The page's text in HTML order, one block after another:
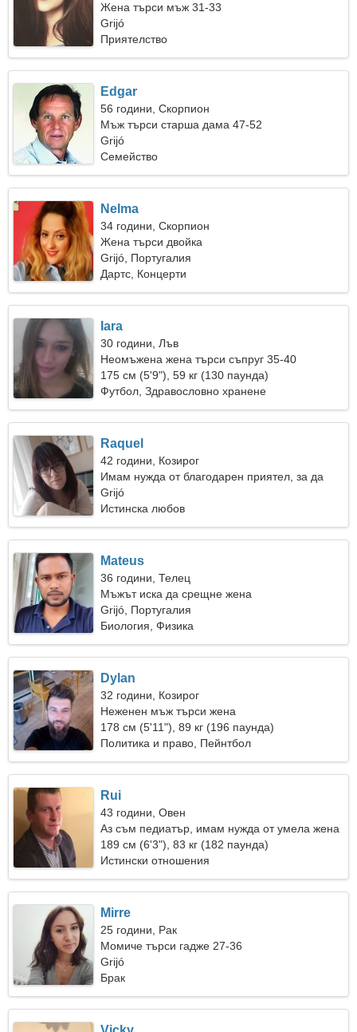
Жена търси мъж 31-33
Grijó
Приятелство
Edgar
56 години, Скорпион
Мъж търси старша дама 47-52
Grijó
Семейство
Nelma
34 години, Скорпион
Жена търси двойка
Grijó, Португалия
Дартс, Концерти
Iara
30 години, Лъв
Неомъжена жена търси съпруг 35-40
175 см (5'9"), 59 кг (130 паунда)
Футбол, Здравословно хранене
Raquel
42 години, Козирог
Имам нужда от благодарен приятел, за да
готвя заедно
Grijó
Истинска любов
Mateus
36 години, Телец
Мъжът иска да срещне жена
Grijó, Португалия
Биология, Физика
Dylan
32 години, Козирог
Неженен мъж търси жена
178 см (5'11"), 89 кг (196 паунда)
Политика и право, Пейнтбол
Rui
43 години, Овен
Аз съм педиатър, имам нужда от умела жена
189 см (6'3"), 83 кг (182 паунда)
Истински отношения
Mirre
25 години, Рак
Момиче търси гадже 27-36
Grijó
Брак